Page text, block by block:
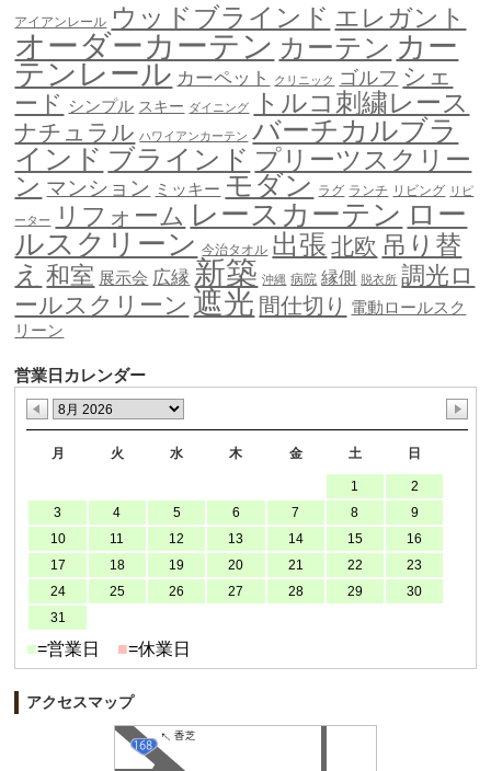
アイアンレール ウッドブラインド エレガント
オーダーカーテン カーテン カー
テンレール カーペット クリニック ゴルフ シェ
ード シンプル スキー ダイニング トルコ刺繍レース
ナチュラル ハワイアンカーテン バーチカルブラ
インド ブラインド プリーツスクリー
ン マンション ミッキー モダン ラグ ランチ リビング リピ
ーター リフォーム レースカーテン ロー
ルスクリーン 今治タオル 出張 北欧 吊り替
え 和室 展示会 広縁 新築 沖縄 病院 縁側 脱衣所 調光ロ
ールスクリーン 遮光 間仕切り 電動ロールスク
リーン
営業日カレンダー
月 火 水 木 金 土 日
1
2
3
4 5 6 7 8
9
10
11 12 13 14 15
16
17
18 19 20 21 22
23
24
25 26 27 28 29
30
31
■=営業日 ■=休業日
アクセスマップ